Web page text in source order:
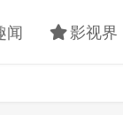
闻 影视界